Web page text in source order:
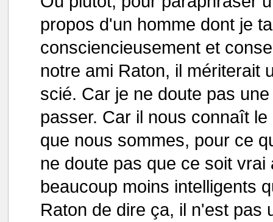
propos d'un homme dont je
consciencieusement et
notre ami Raton, il mériterait
scié. Car je ne doute pas
passer. Car il nous connaît
que nous sommes, pour ce
ne doute pas que ce soit
beaucoup moins intelligents
Raton de dire ça, il n'est pas